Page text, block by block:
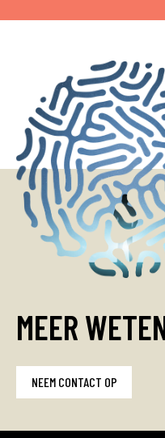
MEER
NEEM CONTACT OP